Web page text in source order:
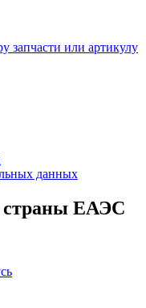
запчасти или артикулу
данных
страны ЕАЭС